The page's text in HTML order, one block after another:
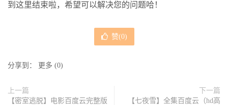
到这里结束啦，希望可以解决您的问题哈！
赞(0)
分享到： 更多 (0)
上一篇
【密室逃脱】电影百度云完整版
下一篇
【七夜雪】全集百度云（hd高